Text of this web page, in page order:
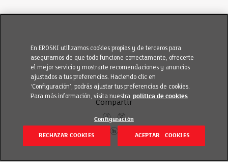
Compartir
En EROSKI utilizamos cookies propias y de terceros para
asegurarnos de que todo funcione correctamente, ofrecerte
el mejor servicio y mostrarte recomendaciones y anuncios
ajustados a tus preferencias. Haciendo clic en
‘Configuración’, podrás ajustar tus preferencias de cookies.
Para más información, visita nuestra política de cookies
Configuración
RECHAZAR COOKIES ACEPTAR COOKIES